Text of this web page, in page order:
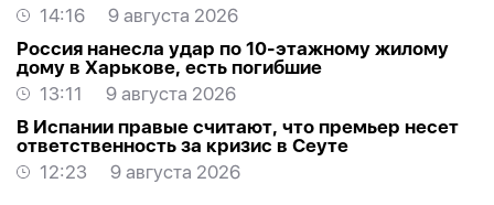
14:16
9 августа 2026
Россия нанесла удар по 10-этажному жилому
дому в Харькове, есть погибшие
13:11
9 августа 2026
В Испании правые считают, что премьер несет
ответственность за кризис в Сеуте
12:23
9 августа 2026